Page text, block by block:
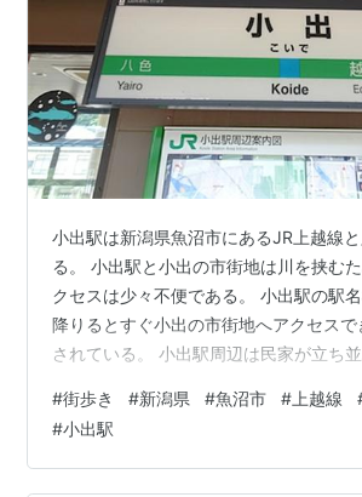
小出駅は新潟県魚沼市にあるJR上越線
る。 小出駅と小出の市街地は川を挟む
クセスは少々不便である。 小出駅の駅
降りるとすぐ小出の市街地へアクセス
されている。 小出駅周辺は民家が立ち
街地へ 訪問日当日の朝まで雨が降ってい
増水していた。 小出の市街地。道路の両
が設置されている。しかし、郊外のロ
#街歩き #新潟県 #魚沼市 # 上越線
#小出駅